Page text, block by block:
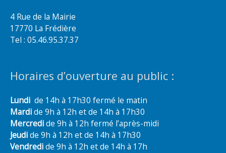
4 Rue de la Mairie
17770 La Frédière
Tel : 05.46.95.37.37
Horaires d’ouverture au public :
Lundi de 14h à 17h30 fermé le matin
Mardide 9h à 12h et de 14h à 17h30
Mercredide 9h à 12h fermé l’après-midi
Jeudide 9h à 12h et de 14h à 17h30
Vendredide 9h à 12h et de 14h à 17h